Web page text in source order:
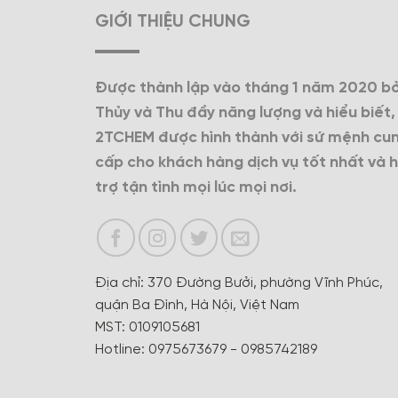
GIỚI THIỆU CHUNG
Được thành lập vào tháng 1 năm 2020
Thủy và Thu đầy năng lượng và hiểu biết,
2TCHEM được hình thành với sứ mệnh
cấp cho khách hàng dịch vụ tốt nhất và
trợ tận tình mọi lúc mọi nơi.
Địa chỉ: 370 Đường Bưởi, phường Vĩnh Phúc,
quận Ba Đình, Hà Nội, Việt Nam
MST: 0109105681
Hotline: 0975673679 - 0985742189